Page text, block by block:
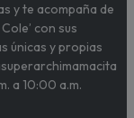
y te acompaña de
con sus
únicas y propias
a 10:00 a.m.